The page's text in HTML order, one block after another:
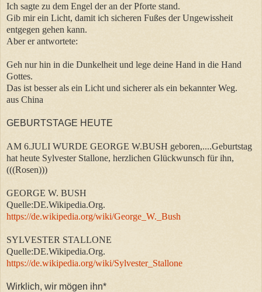
Ich sagte zu dem Engel der an der Pforte stand.
Gib mir ein Licht, damit ich sicheren Fußes der Ungewissheit
entgegen gehen kann.
Aber er antwortete:
Geh nur hin in die Dunkelheit und lege deine Hand in die Hand
Gottes.
Das ist besser als ein Licht und sicherer als ein bekannter Weg.
aus China
GEBURTSTAGE HEUTE
AM 6.JULI WURDE GEORGE W.BUSH geboren,....Geburtstag
hat heute Sylvester Stallone, herzlichen Glückwunsch für ihn,
(((Rosen)))
GEORGE W. BUSH
Quelle:DE.Wikipedia.Org.
https://de.wikipedia.org/wiki/George_W._Bush
SYLVESTER STALLONE
Quelle:DE.Wikipedia.Org.
https://de.wikipedia.org/wiki/Sylvester_Stallone
Wirklich, wir mögen ihn*